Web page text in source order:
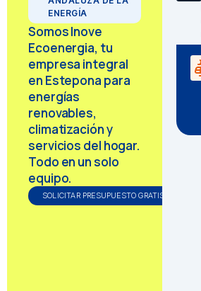
ENERGÍA
Somos Inove
Ecoenergia, tu
empresa integral
en Estepona para
energías
renovables,
climatización y
servicios del hogar.
Todo en un solo
equipo.
SOLICITAR PRESUPUESTO GRATIS